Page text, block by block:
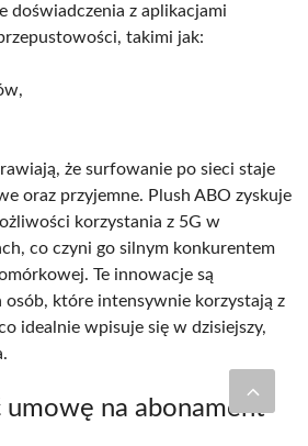
doświadczenia z aplikacjami
takimi jak:
że surfowanie po sieci staje
oraz przyjemne. Plush ABO zyskuje
korzystania z 5G w
co czyni go silnym konkurentem
Te innowacje są
osób, które intensywnie korzystają z
idealnie wpisuje się w dzisiejszy,
umowę na abonament